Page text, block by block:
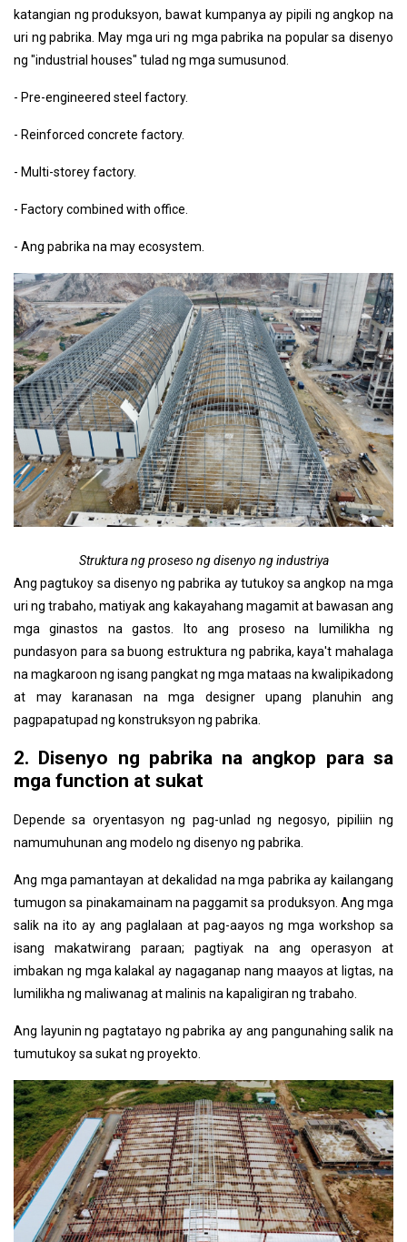
katangian ng produksyon, bawat kumpanya ay pipili ng angkop na
uri ng pabrika. May mga uri ng mga pabrika na popular sa disenyo
ng "industrial houses" tulad ng mga sumusunod.
- Pre-engineered steel factory.
- Reinforced concrete factory.
- Multi-storey factory.
- Factory combined with office.
- Ang pabrika na may ecosystem.
Struktura ng proseso ng disenyo ng industriya
Ang pagtukoy sa disenyo ng pabrika ay tutukoy sa angkop na mga
uri ng trabaho, matiyak ang kakayahang magamit at bawasan ang
mga ginastos na gastos. Ito ang proseso na lumilikha ng
pundasyon para sa buong estruktura ng pabrika, kaya't mahalaga
na magkaroon ng isang pangkat ng mga mataas na kwalipikadong
at may karanasan na mga designer upang planuhin ang
pagpapatupad ng konstruksyon ng pabrika.
2. Disenyo ng pabrika na angkop para sa
mga function at sukat
Depende sa oryentasyon ng pag-unlad ng negosyo, pipiliin ng
namumuhunan ang modelo ng disenyo ng pabrika.
Ang mga pamantayan at dekalidad na mga pabrika ay kailangang
tumugon sa pinakamainam na paggamit sa produksyon. Ang mga
salik na ito ay ang paglalaan at pag-aayos ng mga workshop sa
isang makatwirang paraan; pagtiyak na ang operasyon at
imbakan ng mga kalakal ay nagaganap nang maayos at ligtas, na
lumilikha ng maliwanag at malinis na kapaligiran ng trabaho.
Ang layunin ng pagtatayo ng pabrika ay ang pangunahing salik na
tumutukoy sa sukat ng proyekto.